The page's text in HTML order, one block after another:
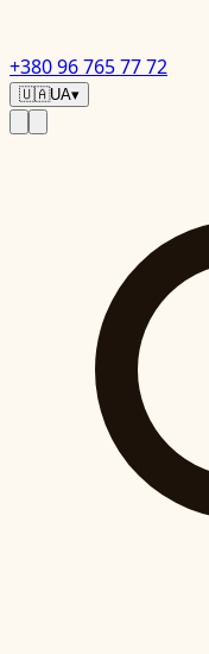
+380 96 765 77 72
🇺🇦UA▾